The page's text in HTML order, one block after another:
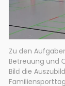
Zu den
Betreuung und
Bild die